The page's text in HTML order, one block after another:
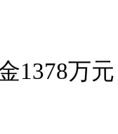
1378万元